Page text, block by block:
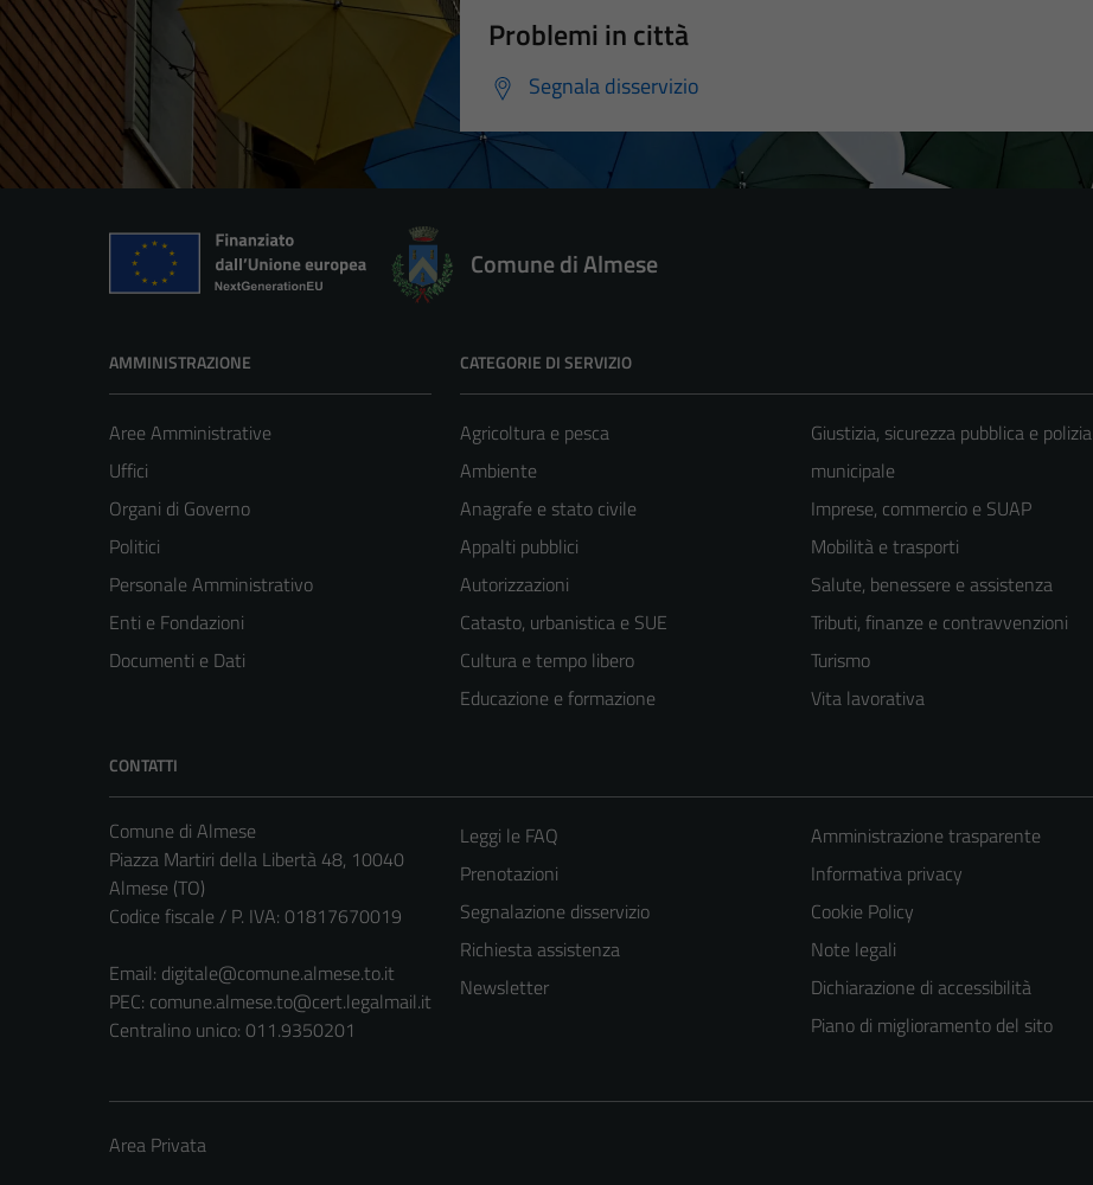
Problemi in città
Segnala disservizio
Comune di Almese
AMMINISTRAZIONE
Aree Amministrative
Uffici
Organi di Governo
Politici
Personale Amministrativo
Enti e Fondazioni
Documenti e Dati
CATEGORIE DI SERVIZIO
Agricoltura e pesca
Ambiente
Anagrafe e stato civile
Appalti pubblici
Autorizzazioni
Catasto, urbanistica e SUE
Cultura e tempo libero
Educazione e formazione
Giustizia, sicurezza pubblica e polizia
municipale
Imprese, commercio e SUAP
Mobilità e trasporti
Salute, benessere e assistenza
Tributi, finanze e contravvenzioni
Turismo
Vita lavorativa
CONTATTI
Comune di Almese
Piazza Martiri della Libertà 48, 10040
Almese (TO)
Codice fiscale / P. IVA: 01817670019
Email: digitale@comune.almese.to.it
PEC: comune.almese.to@cert.legalmail.it
Centralino unico: 011.9350201
Leggi le FAQ
Prenotazioni
Segnalazione disservizio
Richiesta assistenza
Newsletter
Amministrazione trasparente
Informativa privacy
Cookie Policy
Note legali
Dichiarazione di accessibilità
Piano di miglioramento del sito
Area Privata